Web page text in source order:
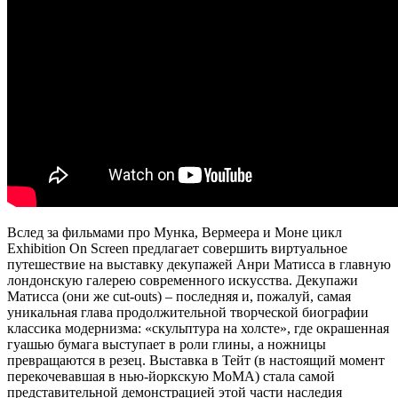
Вслед за фильмами про Мунка, Вермеера и Моне цикл
Exhibition On Screen предлагает совершить виртуальное
путешествие на выставку декупажей Анри Матисса в главную
лондонскую галерею современного искусства. Декупажи
Матисса (они же cut-outs) – последняя и, пожалуй, самая
уникальная глава продолжительной творческой биографии
классика модернизма: «скульптура на холсте», где окрашенная
гуашью бумага выступает в роли глины, а ножницы
превращаются в резец. Выставка в Тейт (в настоящий момент
перекочевавшая в нью-йоркскую MoMA) стала самой
представительной демонстрацией этой части наследия